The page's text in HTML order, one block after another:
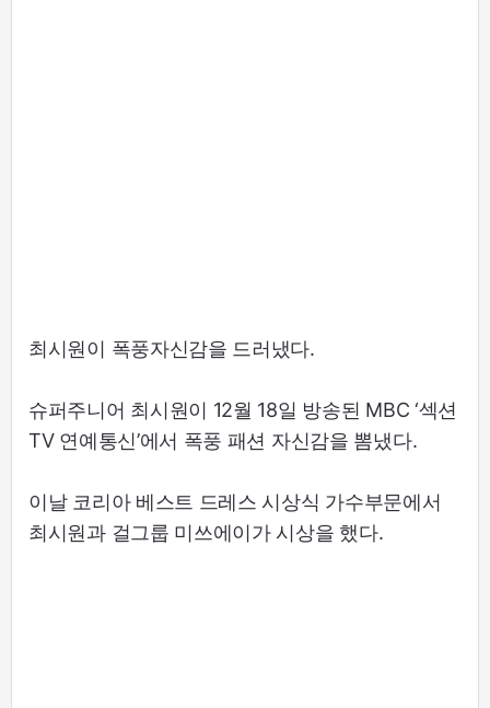
최시원이 폭풍자신감을 드러냈다.
슈퍼주니어 최시원이 12월 18일 방송된 MBC ‘섹션
TV 연예통신’에서 폭풍 패션 자신감을 뽐냈다.
이날 코리아 베스트 드레스 시상식 가수부문에서
최시원과 걸그룹 미쓰에이가 시상을 했다.